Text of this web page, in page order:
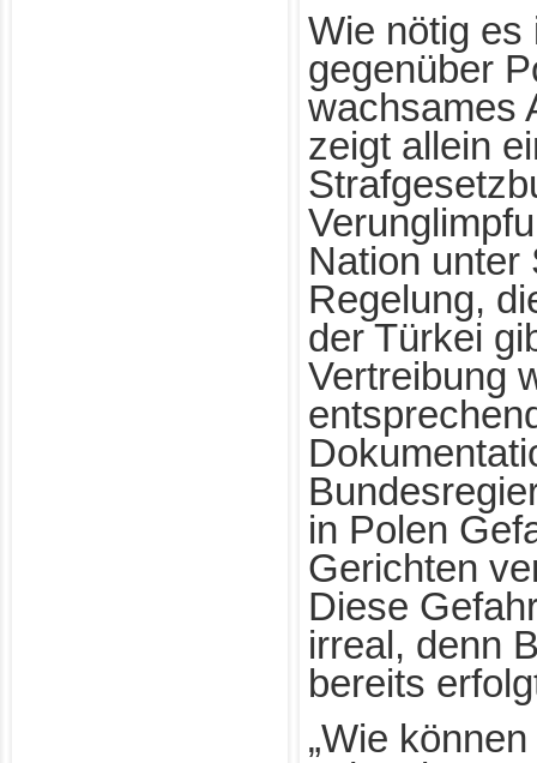
Wie nötig es
gegenüber
wachsames
zeigt allein
Nation unter
Regelung,
der Türkei
Vertreibung
in Polen
Gerichten
Diese
irreal, denn
bereits
„Wie